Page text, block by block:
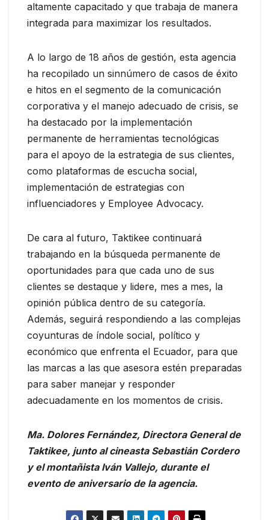
altamente capacitado y que trabaja de manera
integrada para maximizar los resultados.
A lo largo de 18 años de gestión, esta agencia
ha recopilado un sinnúmero de casos de éxito
e hitos en el segmento de la comunicación
corporativa y el manejo adecuado de crisis, se
ha destacado por la implementación
permanente de herramientas tecnológicas
para el apoyo de la estrategia de sus clientes,
como plataformas de escucha social,
implementación de estrategias con
influenciadores y Employee Advocacy.
De cara al futuro, Taktikee continuará
trabajando en la búsqueda permanente de
oportunidades para que cada uno de sus
clientes se destaque y lidere, mes a mes, la
opinión pública dentro de su categoría.
Además, seguirá respondiendo a las complejas
coyunturas de índole social, político y
económico que enfrenta el Ecuador, para que
las marcas a las que asesora estén preparadas
para saber manejar y responder
adecuadamente en los momentos de crisis.
Ma. Dolores Fernández, Directora General de
Taktikee, junto al cineasta Sebastián Cordero
y el montañista Iván Vallejo, durante el
evento de aniversario de la agencia.